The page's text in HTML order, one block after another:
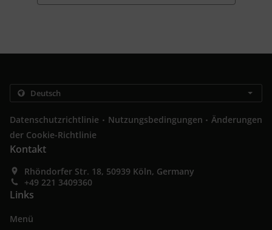
Datenschutzrichtlinie . Nutzungsbedingungen . Änderungen
der Cookie-Richtlinie
Kontakt
Rhöndorfer Str. 18, 50939 Köln, Germany
+49 221 3409360
Links
Menü